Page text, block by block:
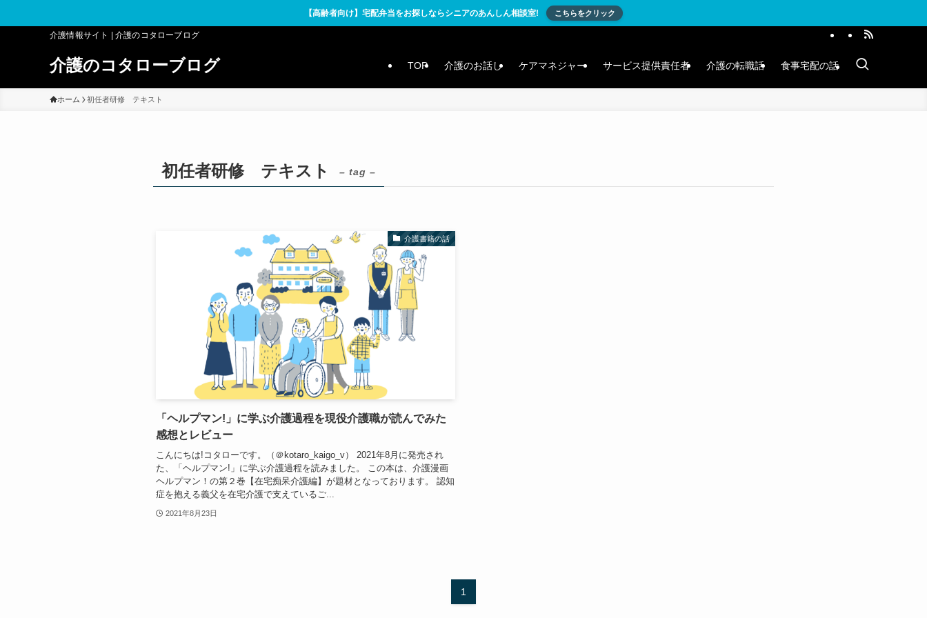
【高齢者向け】宅配弁当をお探しならシニアのあんしん相談室! こちらをクリック
介護情報サイト | 介護のコタローブログ
介護のコタローブログ TOP 介護のお話し ケアマネジャー サービス提供責任者 介護の転職話 食事宅配の話
ホーム 初任者研修 テキスト
初任者研修 テキスト – tag –
介護書籍の話
「ヘルプマン!」に学ぶ介護過程を現役介護職が読んでみた
感想とレビュー
こんにちは!コタローです。（＠kotaro_kaigo_v） 2021年8月に発売され
た、「ヘルプマン!」に学ぶ介護過程を読みました。 この本は、介護漫画
ヘルプマン！の第２巻【在宅痴呆介護編】が題材となっております。 認知
症を抱える義父を在宅介護で支えているご...
2021年8月23日
1